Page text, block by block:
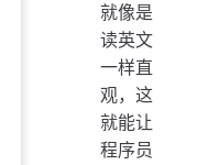
就像是
读英文
一样直
观，这
就能让
程序员